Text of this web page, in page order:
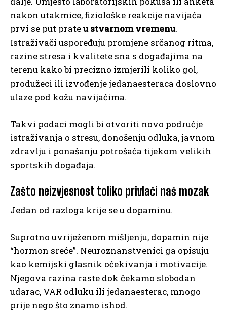
nakon utakmice, fiziološke reakcije navijača
prvi se put prateu stvarnom vremenu.
Istraživači uspoređuju promjene srčanog ritma,
razine stresa i kvalitete sna s događajima na
terenu kako bi precizno izmjerili koliko gol,
produžeci ili izvođenje jedanaesteraca doslovno
ulaze pod kožu navijačima.
Takvi podaci mogli bi otvoriti novo područje
istraživanja o stresu, donošenju odluka, javnom
zdravlju i ponašanju potrošača tijekom velikih
sportskih događaja.
Zašto neizvjesnost toliko privlači naš mozak
Jedan od razloga krije se u dopaminu.
Suprotno uvriježenom mišljenju, dopamin nije
“hormon sreće”. Neuroznanstvenici ga opisuju
kao kemijski glasnik očekivanja i motivacije.
Njegova razina raste dok čekamo slobodan
udarac, VAR odluku ili jedanaesterac, mnogo
prije nego što znamo ishod.